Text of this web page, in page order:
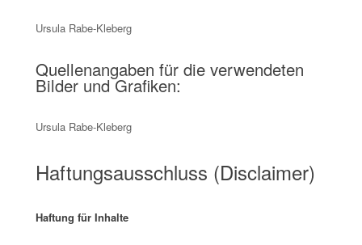
Ursula Rabe-Kleberg
Quellenangaben für die verwendeten
Bilder und Grafiken:
Ursula Rabe-Kleberg
Haftungsausschluss (Disclaimer)
Haftung für Inhalte